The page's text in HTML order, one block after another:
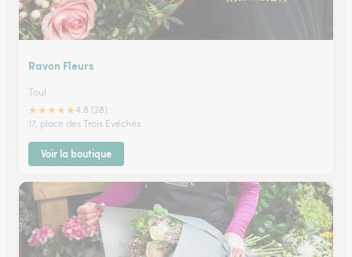
Ravon Fleurs
Toul
★★★★★4.8 (28)
17, place des Trois Evéchés
Voir la boutique